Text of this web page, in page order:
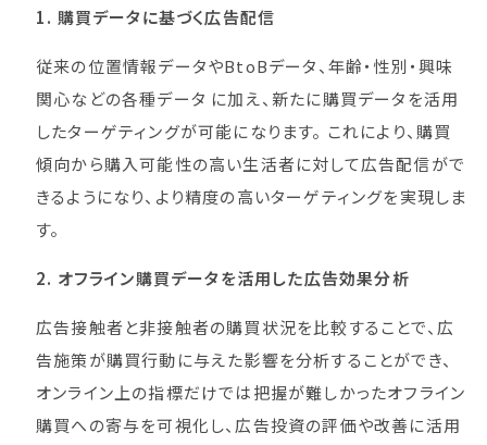
1. 購買データに基づく広告配信
従来の位置情報データやBtoBデータ、年齢・性別・興味
関心などの各種データ に加え、新たに購買データを活用
したターゲティングが可能になります。 これにより、購買
傾向から購入可能性の高い生活者に対して広告配信がで
きるようになり、より精度の高いターゲティングを実現しま
す。
2. オフライン購買データを活用した広告効果分析
広告接触者と非接触者の購買状況を比較することで、広
告施策が購買行動に与えた影響を分析することができ、
オンライン上の指標だけでは把握が難しかったオフライン
購買への寄与を可視化し、広告投資の評価や改善に活用